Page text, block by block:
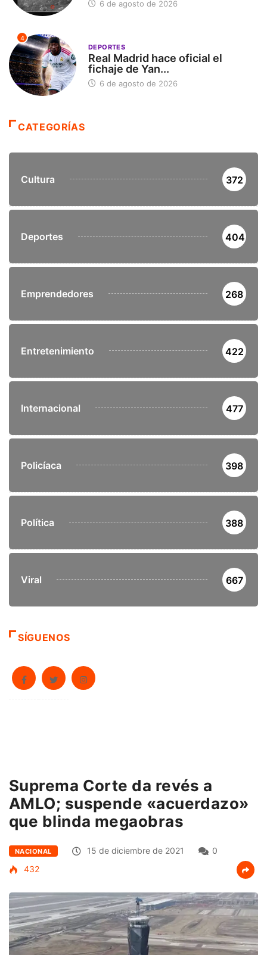
6 de agosto de 2026
4
DEPORTES
Real Madrid hace oficial el
fichaje de Yan...
6 de agosto de 2026
CATEGORÍAS
Cultura 372
Deportes 404
Emprendedores 268
Entretenimiento 422
Internacional 477
Policíaca 398
Política 388
Viral 667
SÍGUENOS
Suprema Corte da revés a
AMLO; suspende «acuerdazo»
que blinda megaobras
NACIONAL 15 de diciembre de 2021
0
432